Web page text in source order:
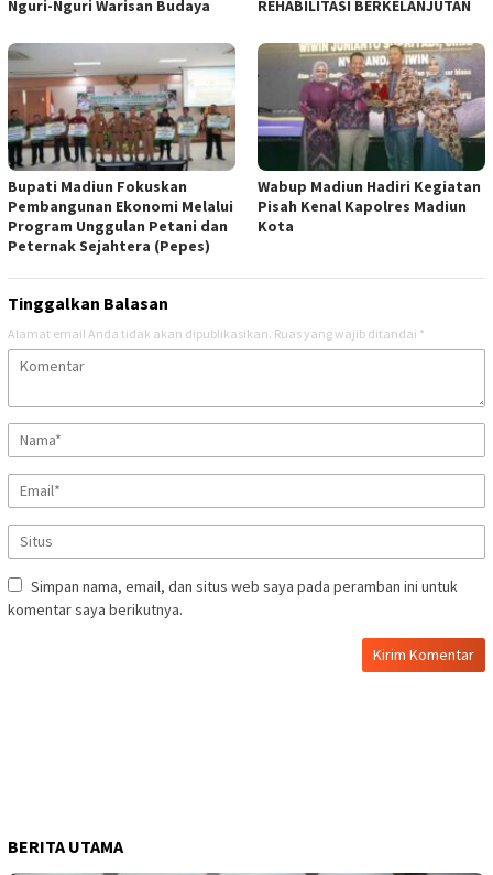
Nguri-Nguri Warisan Budaya REHABILITASI BERKELANJUTAN
Bupati Madiun Fokuskan
Pembangunan Ekonomi Melalui
Program Unggulan Petani dan
Peternak Sejahtera (Pepes)
Wabup Madiun Hadiri Kegiatan
Pisah Kenal Kapolres Madiun
Kota
Tinggalkan Balasan
Alamat email Anda tidak akan dipublikasikan. Ruas yang wajib ditandai *
Simpan nama, email, dan situs web saya pada peramban ini untuk
komentar saya berikutnya.
BERITA UTAMA